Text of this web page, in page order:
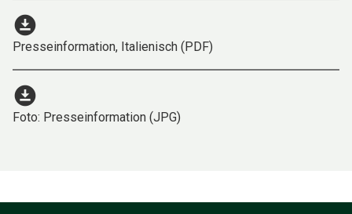
download_for_offline
Presseinformation, Italienisch (PDF)
download_for_offline
Foto: Presseinformation (JPG)